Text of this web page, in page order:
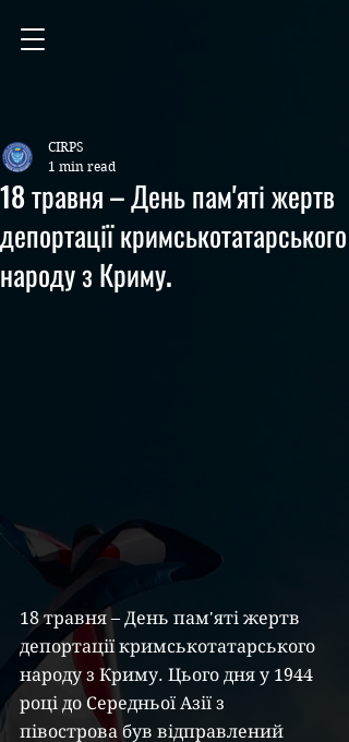
18 травня – День пам'яті жертв
депортації кримськотатарського
народу з Криму.
CIRPS
1 min read
18 травня – День пам'яті жертв
депортації кримськотатарського
народу з Криму. Цього дня у 1944
році до Середньої Азії з
півострова був відправлений